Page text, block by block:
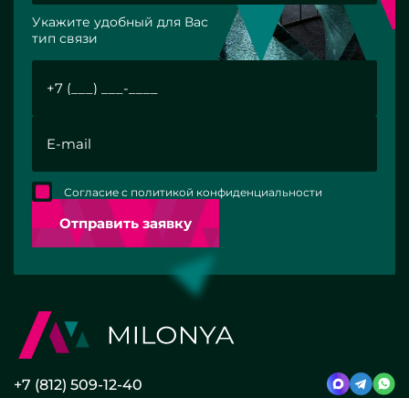
Укажите удобный для Вас
тип связи
Отправить заявку
Согласие с политикой конфиденциальности
+7 (812) 509-12-40